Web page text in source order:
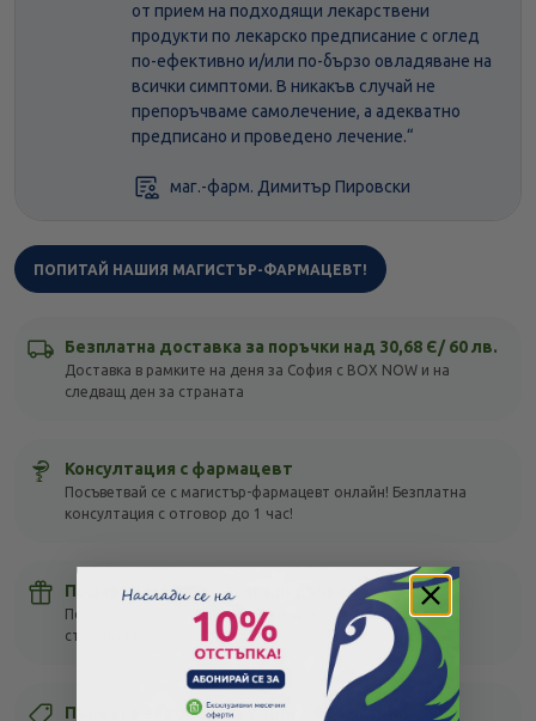
от прием на подходящи лекарствени
продукти по лекарско предписание с оглед
по-ефективно и/или по-бързо овладяване на
всички симптоми. В никакъв случай не
препоръчваме самолечение, а адекватно
предписано и проведено лечение.“
маг.-фарм. Димитър Пировски
ПОПИТАЙ НАШИЯ МАГИСТЪР-ФАРМАЦЕВТ!
Безплатна доставка за поръчки над 30,68 Є/ 60 лв.
Доставка в рамките на деня за София с BOX NOW и на
следващ ден за страната
Консултация с фармацевт
Посъветвай се с магистър-фармацевт онлайн! Безплатна
консултация с отговор до 1 час!
Подарък мостра с всяка поръчка
Получи подарък с всяка своя покупка, без оглед на
стойността – тествай различни продукти!
Първата европейска верига в България